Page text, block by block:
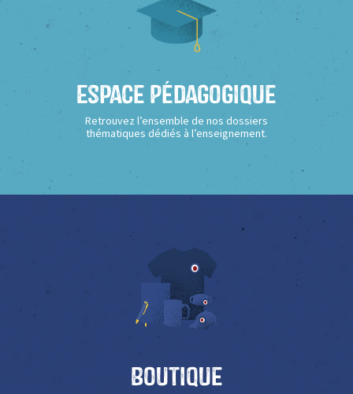
Espace Pédagogique
Retrouvez l’ensemble de nos dossiers
thématiques dédiés à l’enseignement.
Boutique